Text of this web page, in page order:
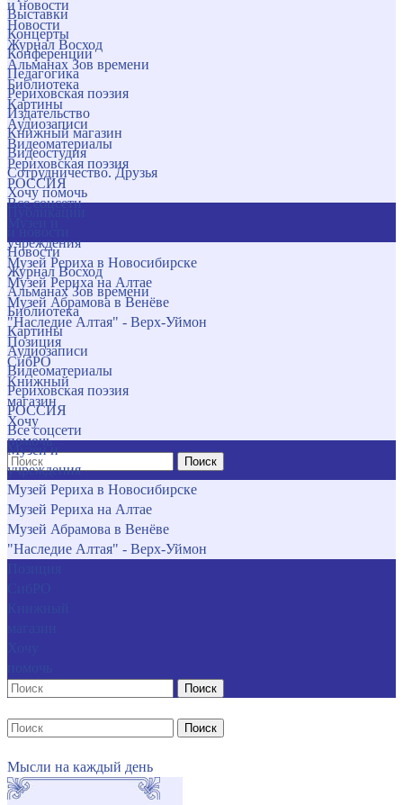
и новости
Новости
Журнал Восход
Альманах Зов времени
Библиотека
Картины
Аудиозаписи
Видеоматериалы
Рериховская поэзия
РОССИЯ
Все соцсети
учреждения
Музей Рериха в Новосибирске
Музей Рериха на Алтае
Музей Абрамова в Венёве
"Наследие Алтая" - Верх-Уймон
Позиция
СибРО
Книжный
магазин
Хочу
помочь
Поиск
Выставки
Концерты
Конференции
Педагогика
Рериховская поэзия
Издательство
Книжный магазин
Видеостудия
Сотрудничество. Друзья
Хочу помочь
Новости
Журнал Восход
Альманах Зов времени
Библиотека
Картины
Аудиозаписи
Видеоматериалы
Рериховская поэзия
РОССИЯ
Все соцсети
Музеи и
учреждения
Музей Рериха в Новосибирске
Музей Рериха на Алтае
Музей Абрамова в Венёве
"Наследие Алтая" - Верх-Уймон
Поиск
Поиск
Мысли на каждый день